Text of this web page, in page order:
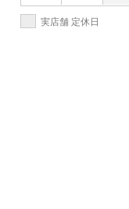
実店舗 定休日